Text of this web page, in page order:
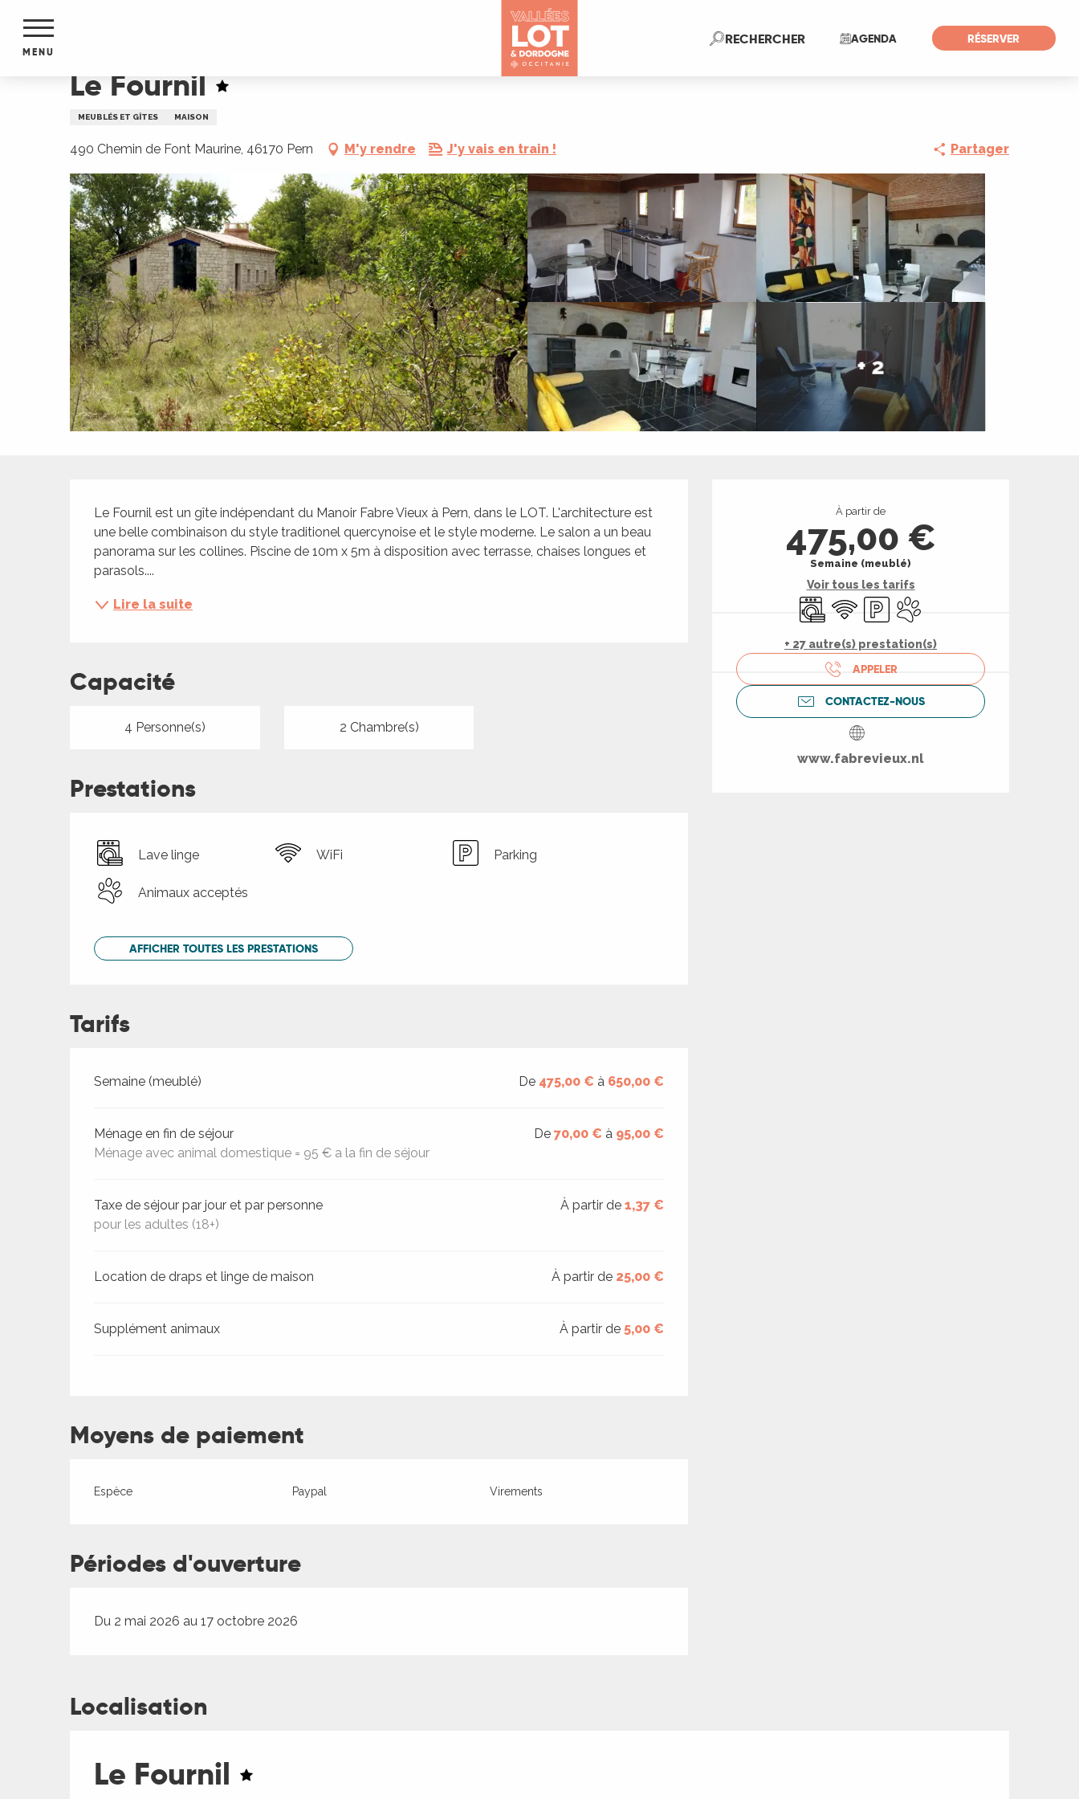
contenu
AGENDA RÉSERVER
RECHERCHERRecherche
MENU
Le Fournil
MEUBLÉS ET GÎTES MAISON
490 Chemin de Font Maurine, 46170 Pern M'y rendre J'y vais en train ! Partager
+ 2
Ouverture et
À partir de
475,00 €
Semaine (meublé)
Voir tous les tarifs
Lave linge
WiFi ParkingAnimaux acceptés
+ 27 autre(s) prestation(s)
APPELER
CONTACTEZ-NOUS
www.fabrevieux.nl
Description
Le Fournil est un gîte indépendant du Manoir Fabre Vieux à Pern, dans le LOT. L'architecture est
une belle combinaison du style traditionel quercynoise et le style moderne. Le salon a un beau
panorama sur les collines. Piscine de 10m x 5m à disposition avec terrasse, chaises longues et
parasols....
Lire la suite
Capacité
4 Personne(s) 2 Chambre(s)
Prestations
Lave linge WiFi Parking
Animaux acceptés
AFFICHER TOUTES LES PRESTATIONS
Tarifs
Tarifs 2026
Semaine (meublé) De 475,00 € à 650,00 €
Ménage en fin de séjour
Ménage avec animal domestique = 95 € a la fin de séjour
De70,00 € à 95,00 €
Taxe de séjour par jour et par personne
pour les adultes (18+)
À partir de1,37 €
Location de draps et linge de maison À partir de 25,00 €
Supplément animaux À partir de 5,00 €
Moyens de paiement
Espèce Paypal Virements
Périodes d'ouverture
Du 2 mai 2026 au 17 octobre 2026
Localisation
Le Fournil